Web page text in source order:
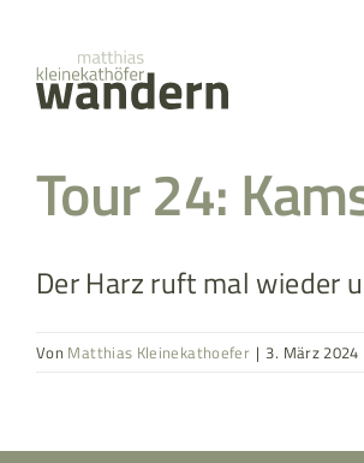
springen
Inhalt
springen
Tour 24:
Der Harz ruft mal wieder
Von Matthias Kleinekathoefer | 3. März 2024